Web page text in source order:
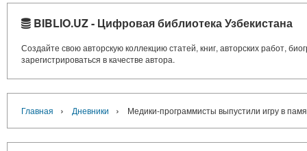
BIBLIO.UZ - Цифровая библиотека Узбекистана
Создайте свою авторскую коллекцию статей, книг, авторских работ,
зарегистрироваться в качестве автора.
Главная › Дневники › Медики-программисты выпустили игру в